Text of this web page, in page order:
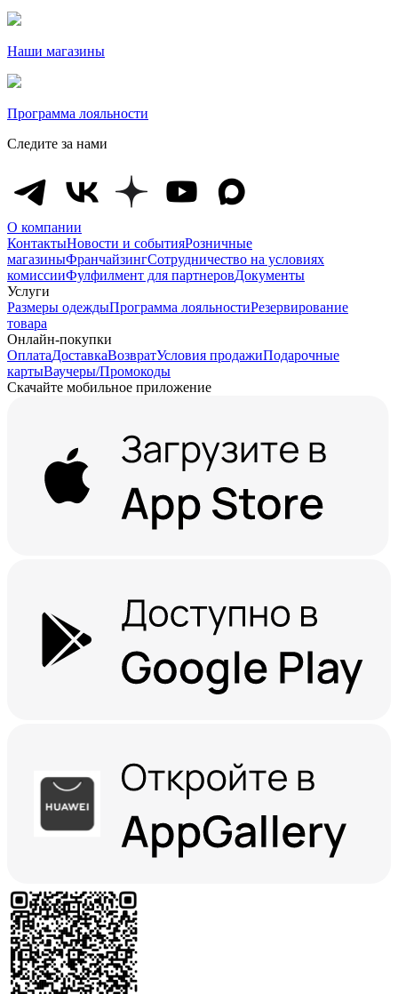
Наши магазины
Программа лояльности
Следите за нами
О компании
КонтактыНовости и событияРозничные
магазиныФранчайзингСотрудничество на условиях
комиссииФулфилмент для партнеровДокументы
Услуги
Размеры одеждыПрограмма лояльностиРезервирование
товара
Онлайн-покупки
ОплатаДоставкаВозвратУсловия продажиПодарочные
картыВаучеры/Промокоды
Скачайте мобильное приложение